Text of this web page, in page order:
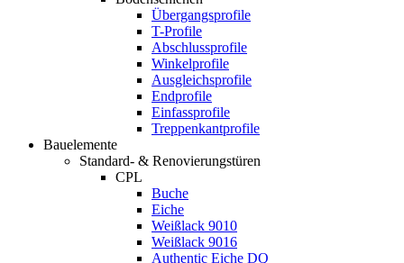
Übergangsprofile
T-Profile
Abschlussprofile
Winkelprofile
Ausgleichsprofile
Endprofile
Einfassprofile
Treppenkantprofile
Bauelemente
Standard- & Renovierungstüren
CPL
Buche
Eiche
Weißlack 9010
Weißlack 9016
Authentic Eiche DQ